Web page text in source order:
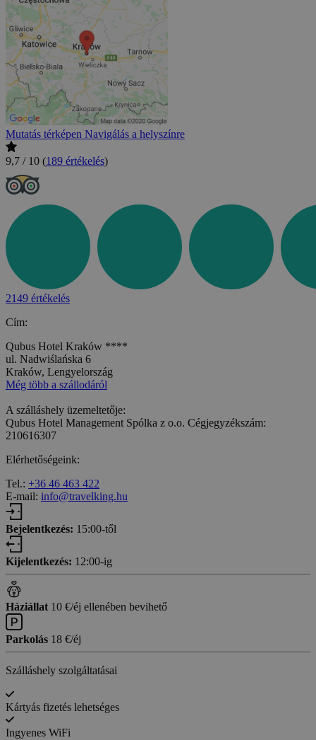
Mutatás térképen Navigálás a helyszínre
9,7 / 10 (189 értékelés)
2149 értékelés
Cím:
Qubus Hotel Kraków ****
ul. Nadwiślańska 6
Kraków, Lengyelország
Még több a szállodáról
A szálláshely üzemeltetője:
Qubus Hotel Management Spólka z o.o. Cégjegyzékszám:
210616307
Elérhetőségeink:
Tel.: +36 46 463 422
E-mail: info@travelking.hu
Bejelentkezés: 15:00-től
Kijelentkezés: 12:00-ig
Háziállat 10 €/éj ellenében bevihető
Parkolás 18 €/éj
Szálláshely szolgáltatásai
Kártyás fizetés lehetséges
Ingyenes WiFi